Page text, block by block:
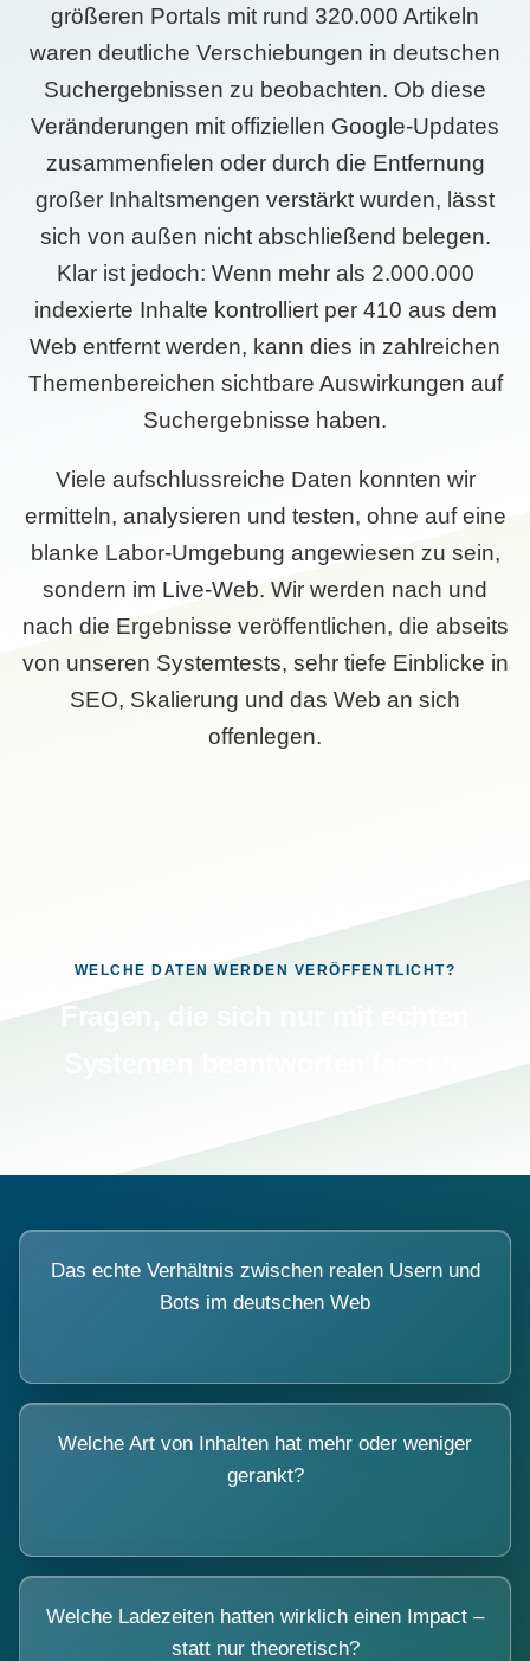
größeren Portals mit rund 320.000 Artikeln
waren deutliche Verschiebungen in deutschen
Suchergebnissen zu beobachten. Ob diese
Veränderungen mit offiziellen Google-Updates
zusammenfielen oder durch die Entfernung
großer Inhaltsmengen verstärkt wurden, lässt
sich von außen nicht abschließend belegen.
Klar ist jedoch: Wenn mehr als 2.000.000
indexierte Inhalte kontrolliert per 410 aus dem
Web entfernt werden, kann dies in zahlreichen
Themenbereichen sichtbare Auswirkungen auf
Suchergebnisse haben.
Viele aufschlussreiche Daten konnten wir
ermitteln, analysieren und testen, ohne auf eine
blanke Labor-Umgebung angewiesen zu sein,
sondern im Live-Web. Wir werden nach und
nach die Ergebnisse veröffentlichen, die abseits
von unseren Systemtests, sehr tiefe Einblicke in
SEO, Skalierung und das Web an sich
offenlegen.
WELCHE DATEN WERDEN VERÖFFENTLICHT?
Das echte Verhältnis zwischen realen Usern und
Bots im deutschen Web
Welche Art von Inhalten hat mehr oder weniger
gerankt?
Welche Ladezeiten hatten wirklich einen Impact –
statt nur theoretisch?